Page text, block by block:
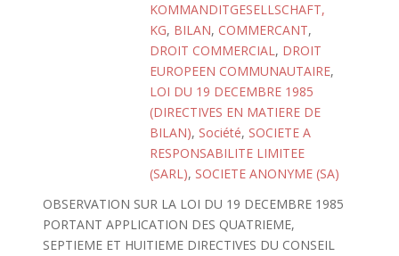
KOMMANDITGESELLSCHAFT,
KG, BILAN, COMMERCANT,
DROIT COMMERCIAL, DROIT
EUROPEEN COMMUNAUTAIRE,
LOI DU 19 DECEMBRE 1985
(DIRECTIVES EN MATIERE DE
BILAN), Société, SOCIETE A
RESPONSABILITE LIMITEE
(SARL), SOCIETE ANONYME (SA)
OBSERVATION SUR LA LOI DU 19 DECEMBRE 1985
PORTANT APPLICATION DES QUATRIEME,
SEPTIEME ET HUITIEME DIRECTIVES DU CONSEIL